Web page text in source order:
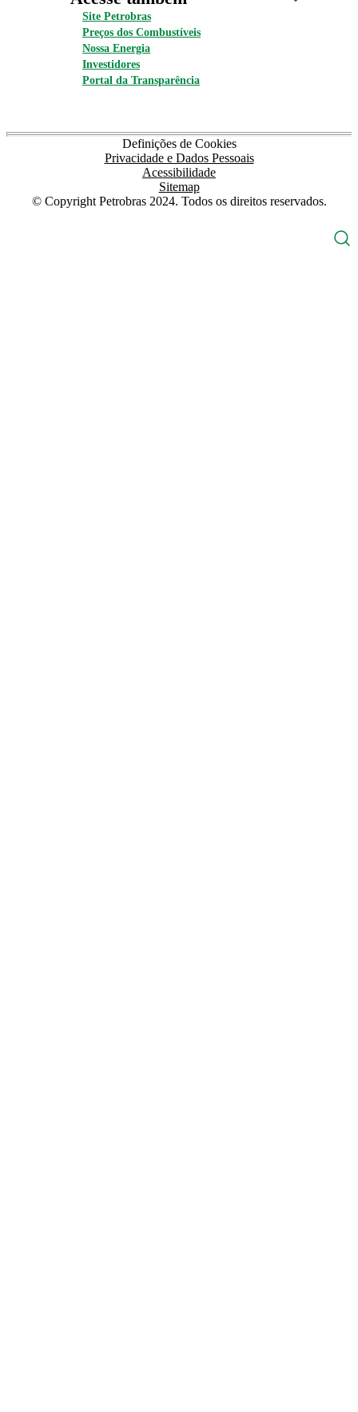
Site Petrobras
Preços dos Combustíveis
Nossa Energia
Investidores
Portal da Transparência
Definições de Cookies
Privacidade e Dados Pessoais
Acessibilidade
Sitemap
© Copyright Petrobras 2024. Todos os direitos reservados.